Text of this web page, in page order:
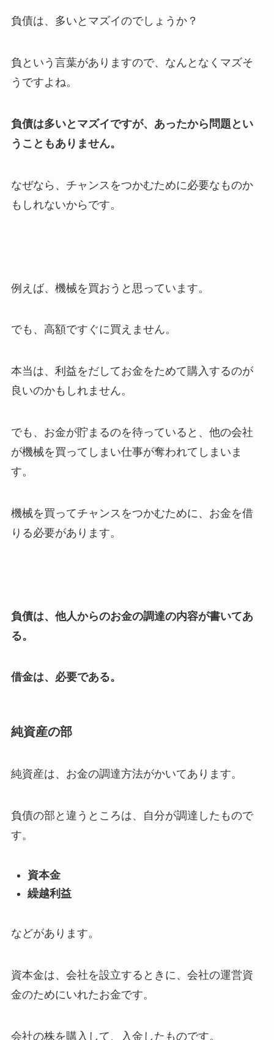
負債は、多いとマズイのでしょうか？
負という言葉がありますので、なんとなくマズそ
うですよね。
負債は多いとマズイですが、あったから問題とい
うこともありません。
なぜなら、チャンスをつかむために必要なものか
もしれないからです。
例えば、機械を買おうと思っています。
でも、高額ですぐに買えません。
本当は、利益をだしてお金をためて購入するのが
良いのかもしれません。
でも、お金が貯まるのを待っていると、他の会社
が機械を買ってしまい仕事が奪われてしまいま
す。
機械を買ってチャンスをつかむために、お金を借
りる必要があります。
負債は、他人からのお金の調達の内容が書いてあ
る。
借金は、必要である。
純資産の部
純資産は、お金の調達方法がかいてあります。
負債の部と違うところは、自分が調達したもので
す。
資本金
繰越利益
などがあります。
資本金は、会社を設立するときに、会社の運営資
金のためにいれたお金です。
会社の株を購入して、入金したものです。